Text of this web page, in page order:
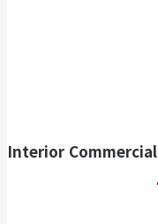
Interior Commercial